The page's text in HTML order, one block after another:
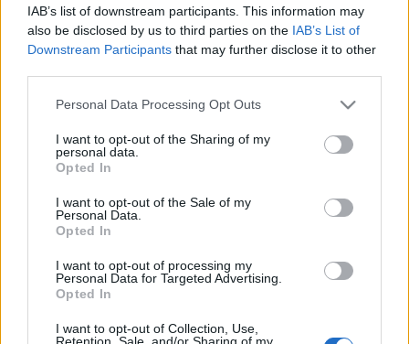
IAB’s list of downstream participants. This information may
also be disclosed by us to third parties on the IAB’s List of
Downstream Participants that may further disclose it to other
Please note that this website/app uses one or more Google
not limited to your visit or usage behaviour. You may click to
grant or deny consent to Google and its third-party tags to
use your data for below specified purposes in below Google
consent section.
Personal Data Processing Opt Outs
I want to opt-out of the Sharing of my
personal data.
Opted In
I want to opt-out of the Sale of my
Personal Data.
Opted In
I want to opt-out of processing my
Personal Data for Targeted Advertising.
Opted In
I want to opt-out of Collection, Use,
Retention, Sale, and/or Sharing of my
a maga útját, de továbbra is rendszeresen feltűnnek
egymás partnereként. Ennek lesz következő állomása
2010. november 25-én a Művészetek Palotája
minden bizonnyal ez is emeli majd az est ünnepi hangulatát.
www.mupa.hu
MEGOSZTÁS